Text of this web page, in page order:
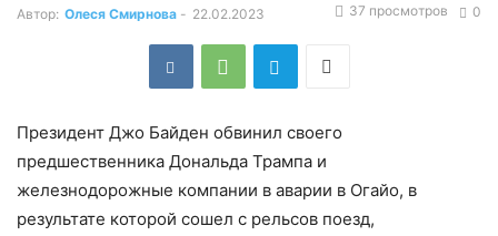
Автор: Олеся Смирнова - 22.02.2023 0
37 просмотров
Президент Джо Байден обвинил своего
предшественника Дональда Трампа и
железнодорожные компании в аварии в Огайо, в
результате которой сошел с рельсов поезд,